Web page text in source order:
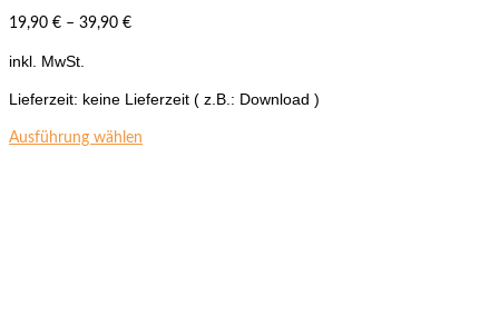
19,90 € – 39,90 €
inkl. MwSt.
Lieferzeit: keine Lieferzeit ( z.B.: Download )
Ausführung wählen